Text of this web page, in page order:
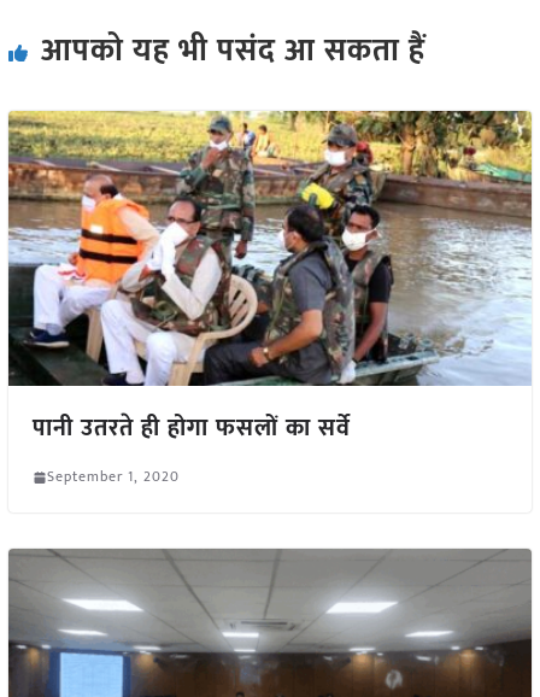
आपको यह भी पसंद आ सकता हैं
पानी उतरते ही होगा फसलों का सर्वे
September 1, 2020